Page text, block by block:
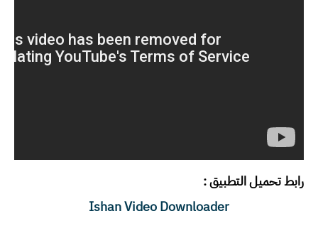
رابط تحميل التطبيق :
Ishan Video Downloader